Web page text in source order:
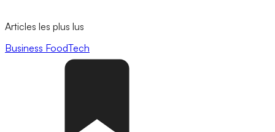
Articles les plus lus
Business FoodTech